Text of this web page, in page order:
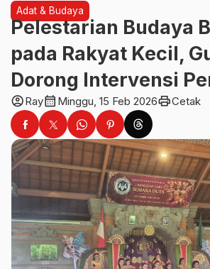
Adat & Budaya
Pelestarian Budaya
pada Rakyat Kecil,
Dorong Intervensi
account_circleRaycalendar_month Minggu, 15 Feb 2026printCetak